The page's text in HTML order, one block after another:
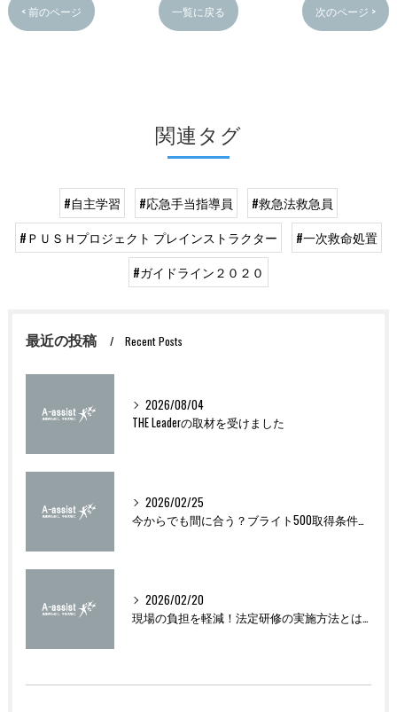
< 前のページ 一覧に戻る 次のページ >
関連タグ
#自主学習 #応急手当指導員
#救急法救急員
#ＰＵＳＨプロジェクト プレインストラクター
#一次救命処置
#ガイドライン２０２０
最近の投稿 Recent Posts
2026/08/04
THE Leaderの取材を受けました
2026/02/25
今からでも間に合う？ブライト500取得条件をわかりやすく解説
2026/02/20